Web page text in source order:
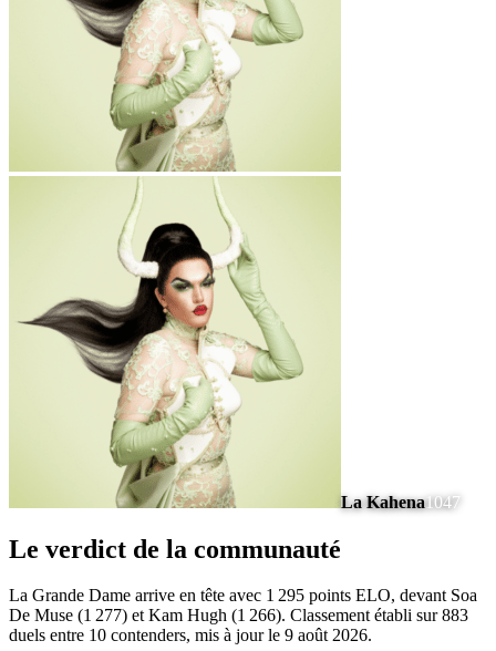
La Kahena1047
Le verdict de la communauté
La Grande Dame arrive en tête avec 1 295 points ELO, devant Soa
De Muse (1 277) et Kam Hugh (1 266). Classement établi sur 883
duels entre 10 contenders, mis à jour le 9 août 2026.